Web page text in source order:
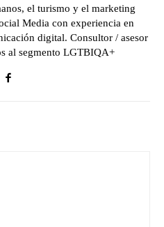
el turismo y el marketing
Media con experiencia en
digital. Consultor / asesor
al segmento LGTBIQA+